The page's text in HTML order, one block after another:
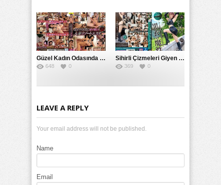
Güzel Kadın Odasında Gizli Kamera Sızıntısı: Kişisel Verilerin tamamen Çıplak Düşüşü
648 0
Sihirli Çizmeleri Giyen Nozomi’nin Özel Sırası: SYKH’nin Yüksek Kaliteli Kara Years’a Sahip Çıkma
369 0
LEAVE A REPLY
Your email address will not be published.
Name
Email